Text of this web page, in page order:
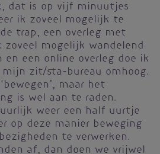
dat is op vijf minuutjes
ik zoveel mogelijk te
trap, een overleg met
zoveel mogelijk wandelend
een online overleg doe ik
mijn zit/sta-bureau omhoog.
maar het
is wel aan te raden.
weer een half uurtje
op deze manier beweging
te verwerken.
af, dan doen we vrijwel